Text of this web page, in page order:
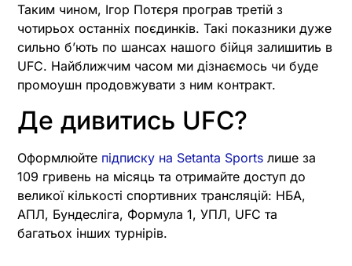
Таким чином, Ігор Потєря програв третій з
чотирьох останніх поєдинків. Такі показники дуже
сильно бʼють по шансах нашого бійця залишитиь в
UFC. Найближчим часом ми дізнаємось чи буде
промоушн продовжувати з ним контракт.
Де дивитись UFC?
Оформлюйте підписку на Setanta Sports лише за
109 гривень на місяць та отримайте доступ до
великої кількості спортивних трансляцій: НБА,
АПЛ, Бундесліга, Формула 1, УПЛ, UFC та
багатьох інших турнірів.